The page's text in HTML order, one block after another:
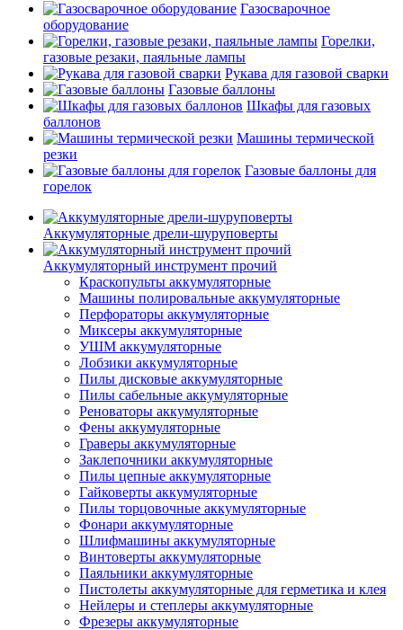
Газосварочное
оборудование
Горелки,
газовые резаки, паяльные лампы
Рукава для газовой сварки
Газовые баллоны
Шкафы для газовых
баллонов
Машины термической
резки
Газовые баллоны для
горелок
Аккумуляторные дрели-шуруповерты
Аккумуляторный инструмент прочий
Краскопульты аккумуляторные
Машины полировальные аккумуляторные
Перфораторы аккумуляторные
Миксеры аккумуляторные
УШМ аккумуляторные
Лобзики аккумуляторные
Пилы дисковые аккумуляторные
Пилы сабельные аккумуляторные
Реноваторы аккумуляторные
Фены аккумуляторные
Граверы аккумуляторные
Заклепочники аккумуляторные
Пилы цепные аккумуляторные
Гайковерты аккумуляторные
Пилы торцовочные аккумуляторные
Фонари аккумуляторные
Шлифмашины аккумуляторные
Винтоверты аккумуляторные
Паяльники аккумуляторные
Пистолеты аккумуляторные для герметика и клея
Нейлеры и степлеры аккумуляторные
Фрезеры аккумуляторные